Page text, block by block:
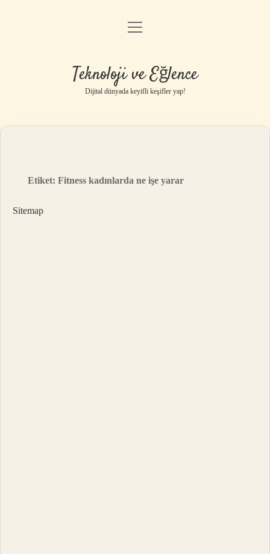
Anasayfa
Yasal Uyarı
menüyü
Teknoloji ve Eğlence
Dijital dünyada keyifli keşifler yap!
Etiket:Fitness kadınlarda ne işe yarar
Sitemap